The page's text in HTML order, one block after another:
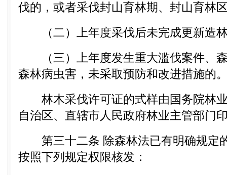
伐的，或者采伐封山育林期、封山育林
（二）上年度采伐后未完成更新造
（三）上年度发生重大滥伐案件、森
森林病虫害，未采取预防和改进措施的
林木采伐许可证的式样由国务院林业
自治区、直辖市人民政府林业主管部门
第三十二条 除森林法已有明确规定
按照下列规定权限核发：